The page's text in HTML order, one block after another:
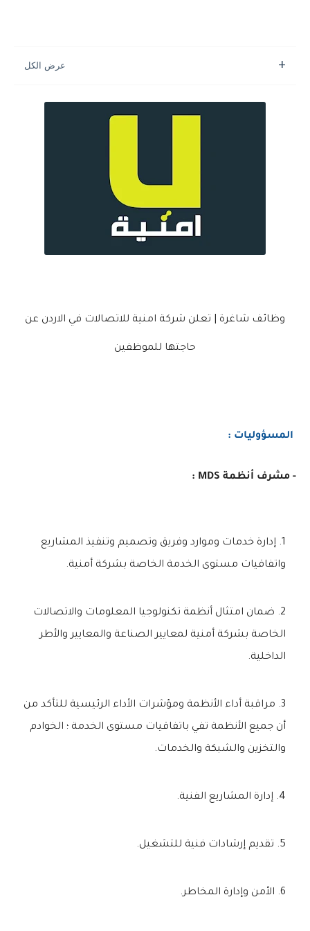
وظائف شاغرة | تعلن شركة امنية للاتصالات في الاردن عن
حاجتها للموظفين
المسؤوليات :
- مشرف أنظمة MDS :
إدارة خدمات وموارد وفريق وتصميم وتنفيذ المشاريع
واتفاقيات مستوى الخدمة الخاصة بشركة أمنية.
ضمان امتثال أنظمة تكنولوجيا المعلومات والاتصالات
الخاصة بشركة أمنية لمعايير الصناعة والمعايير والأطر
الداخلية.
مراقبة أداء الأنظمة ومؤشرات الأداء الرئيسية للتأكد من
أن جميع الأنظمة تفي باتفاقيات مستوى الخدمة ؛ الخوادم
والتخزين والشبكة والخدمات.
إدارة المشاريع الفنية.
تقديم إرشادات فنية للتشغيل.
الأمن وإدارة المخاطر.